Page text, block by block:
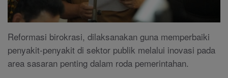
Reformasi birokrasi, dilaksanakan guna memperbaiki
penyakit-penyakit di sektor publik melalui inovasi pada
area sasaran penting dalam roda pemerintahan.